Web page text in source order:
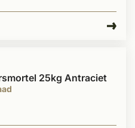
25kg Antraciet